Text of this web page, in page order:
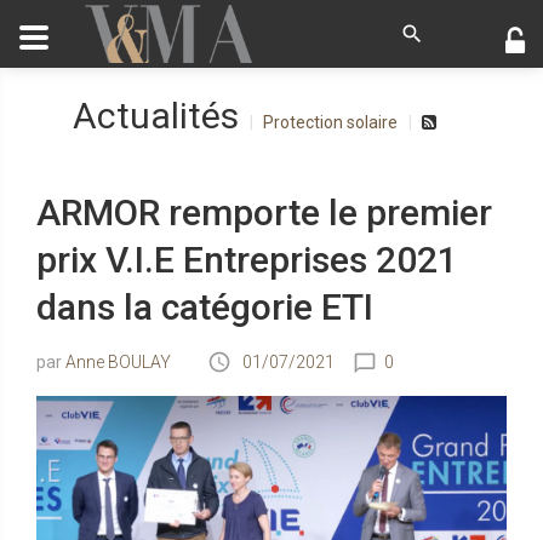
Actualités Protection solaire
ARMOR remporte le premier
prix V.I.E Entreprises 2021
dans la catégorie ETI
Anne BOULAY 01/07/2021 0